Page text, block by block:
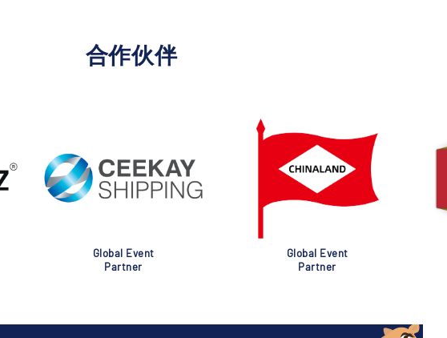
合作伙伴
Global Event
Partner
Global Event
Partner